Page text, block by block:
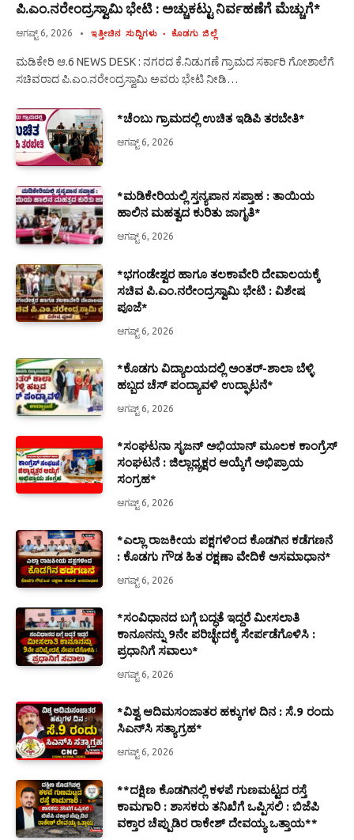
ಪಿ.ಎಂ.ನರೇಂದ್ರಸ್ವಾಮಿ ಭೇಟಿ : ಅಚ್ಚುಕಟ್ಟು ನಿರ್ವಹಣೆಗೆ ಮೆಚ್ಚುಗೆ*
ಆಗಷ್ಟ್ 6, 2026 ಇತ್ತೀಚಿನ ಸುದ್ದಿಗಳು ಕೊಡಗು ಜಿಲ್ಲೆ
ಮಡಿಕೇರಿ ಆ.6 NEWS DESK : ನಗರದ ಕೆ.ನಿಡುಗಣೆ ಗ್ರಾಮದ ಸರ್ಕಾರಿ ಗೋಶಾಲೆಗೆ
ಸಚಿವರಾದ ಪಿ.ಎಂ.ನರೇಂದ್ರಸ್ವಾಮಿ ಅವರು ಭೇಟಿ ನೀಡಿ…
*ಚೆಂಬು ಗ್ರಾಮದಲ್ಲಿ ಉಚಿತ ಇಡಿಪಿ ತರಬೇತಿ*
ಆಗಷ್ಟ್ 6, 2026
*ಮಡಿಕೇರಿಯಲ್ಲಿ ಸ್ತನ್ಯಪಾನ ಸಪ್ತಾಹ : ತಾಯಿಯ
ಹಾಲಿನ ಮಹತ್ವದ ಕುರಿತು ಜಾಗೃತಿ*
ಆಗಷ್ಟ್ 6, 2026
*ಭಗಂಡೇಶ್ವರ ಹಾಗೂ ತಲಕಾವೇರಿ ದೇವಾಲಯಕ್ಕೆ
ಸಚಿವ ಪಿ.ಎಂ.ನರೇಂದ್ರಸ್ವಾಮಿ ಭೇಟಿ : ವಿಶೇಷ
ಪೂಜೆ*
ಆಗಷ್ಟ್ 6, 2026
*ಕೊಡಗು ವಿದ್ಯಾಲಯದಲ್ಲಿ ಅಂತರ್-ಶಾಲಾ ಬೆಳ್ಳಿ
ಹಬ್ಬದ ಚೆಸ್ ಪಂದ್ಯಾವಳಿ ಉದ್ಘಾಟನೆ*
ಆಗಷ್ಟ್ 6, 2026
*ಸಂಘಟನಾ ಸೃಜನ್ ಅಭಿಯಾನ್ ಮೂಲಕ ಕಾಂಗ್ರೆಸ್
ಸಂಘಟನೆ : ಜಿಲ್ಲಾಧ್ಯಕ್ಷರ ಆಯ್ಕೆಗೆ ಅಭಿಪ್ರಾಯ
ಸಂಗ್ರಹ*
ಆಗಷ್ಟ್ 6, 2026
*ಎಲ್ಲಾ ರಾಜಕೀಯ ಪಕ್ಷಗಳಿಂದ ಕೊಡಗಿನ ಕಡೆಗಣನೆ
: ಕೊಡಗು ಗೌಡ ಹಿತ ರಕ್ಷಣಾ ವೇದಿಕೆ ಅಸಮಾಧಾನ*
ಆಗಷ್ಟ್ 6, 2026
*ಸಂವಿಧಾನದ ಬಗ್ಗೆ ಬದ್ಧತೆ ಇದ್ದರೆ ಮೀಸಲಾತಿ
ಕಾನೂನನ್ನು 9ನೇ ಪರಿಚ್ಛೇದಕ್ಕೆ ಸೇರ್ಪಡೆಗೊಳಿಸಿ :
ಪ್ರಧಾನಿಗೆ ಸವಾಲು*
ಆಗಷ್ಟ್ 6, 2026
*ವಿಶ್ವ ಆದಿಮಸಂಜಾತರ ಹಕ್ಕುಗಳ ದಿನ : ಸೆ.9 ರಂದು
ಸಿಎನ್‌ಸಿ ಸತ್ಯಾಗ್ರಹ*
ಆಗಷ್ಟ್ 6, 2026
**ದಕ್ಷಿಣ ಕೊಡಗಿನಲ್ಲಿ ಕಳಪೆ ಗುಣಮಟ್ಟದ ರಸ್ತೆ
ಕಾಮಗಾರಿ : ಶಾಸಕರು ತನಿಖೆಗೆ ಒಪ್ಪಿಸಲಿ : ಬಿಜೆಪಿ
ವಕ್ತಾರ ಚೆಪ್ಪುಡಿರ ರಾಕೇಶ್ ದೇವಯ್ಯ ಒತ್ತಾಯ**